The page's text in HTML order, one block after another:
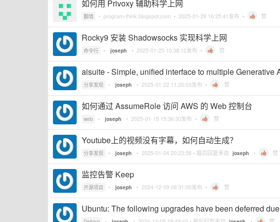
如何用 Privoxy 辅助科学上网
翻墙 • program-think.blogspot.com • 2025-01-29 16:25:41发布 • 赞
Rocky9 安装 Shadowsocks 实现科学上网
命令行 • joseph • 2025-01-25 10:38:12发布 • 赞
aisuite - Simple, unified interface to multiple Generative
分享发现 • joseph • 2025-01-22 11:20:03发布 • 赞
如何通过 AssumeRole 访问 AWS 的 Web 控制台
web • joseph • 2025-01-15 15:36:30发布 • 赞
Youtube上的视频没有字幕，如何自动生成？
分享发现 • joseph • 2025-01-04 20:23:58 • 最后回复来自 joseph • 赞
监控告警 Keep
开源项目 • joseph • 2024-12-09 09:31:00发布 • 赞
Ubuntu: The following upgrades have been deferred